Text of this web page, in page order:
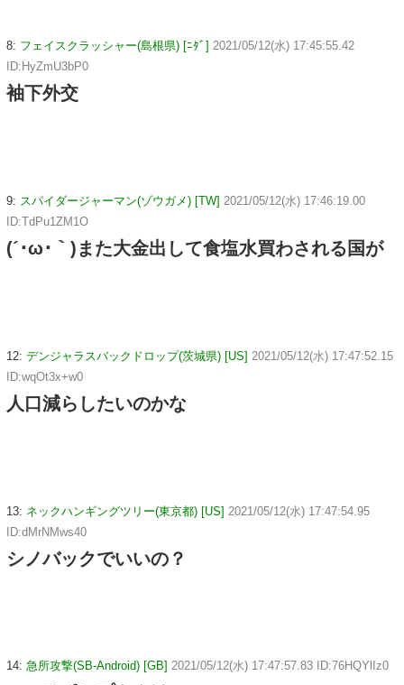
8: フェイスクラッシャー(島根県) [ﾆﾀﾞ] 2021/05/12(水) 17:45:55.42
ID:HyZmU3bP0
袖下外交
9: スパイダージャーマン(ゾウガメ) [TW] 2021/05/12(水) 17:46:19.00
ID:TdPu1ZM1O
(´･ω･｀)また大金出して食塩水買わされる国が
12: デンジャラスバックドロップ(茨城県) [US] 2021/05/12(水) 17:47:52.15
ID:wqOt3x+w0
人口減らしたいのかな
13: ネックハンギングツリー(東京都) [US] 2021/05/12(水) 17:47:54.95
ID:dMrNMws40
シノバックでいいの？
14: 急所攻撃(SB-Android) [GB] 2021/05/12(水) 17:47:57.83 ID:76HQYlIz0